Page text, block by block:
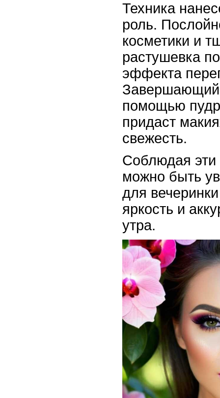
Техника
роль.
косметики и
растушевка
эффекта
Завершающий
помощью
придаст
свежесть.
Соблюдая
можно быть
для
яркость и
утра.